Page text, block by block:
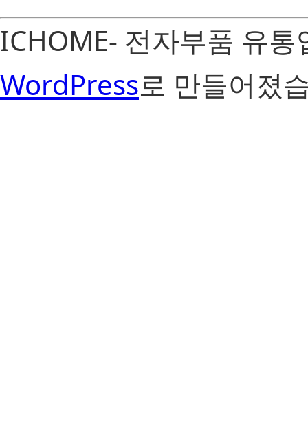
ICHOME- 전자부품 유
WordPress로 만들어졌